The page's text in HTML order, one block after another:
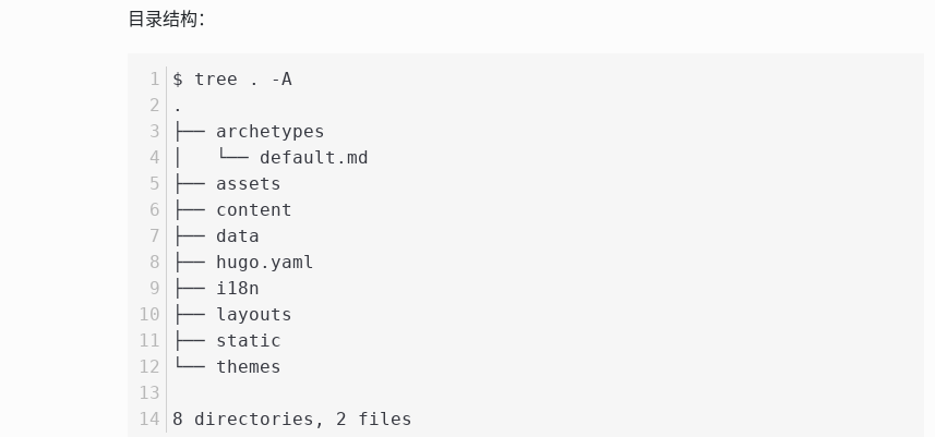
目录结构：
$ tree . -A
.
├── archetypes
│   └── default.md
├── assets
├── content
├── data
├── hugo.yaml
├── i18n
├── layouts
├── static
└── themes
8 directories, 2 files